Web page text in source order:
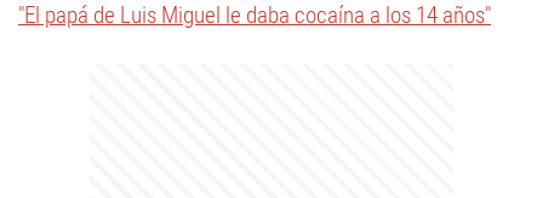
"El papá de Luis Miguel le daba cocaína a los 14 años"